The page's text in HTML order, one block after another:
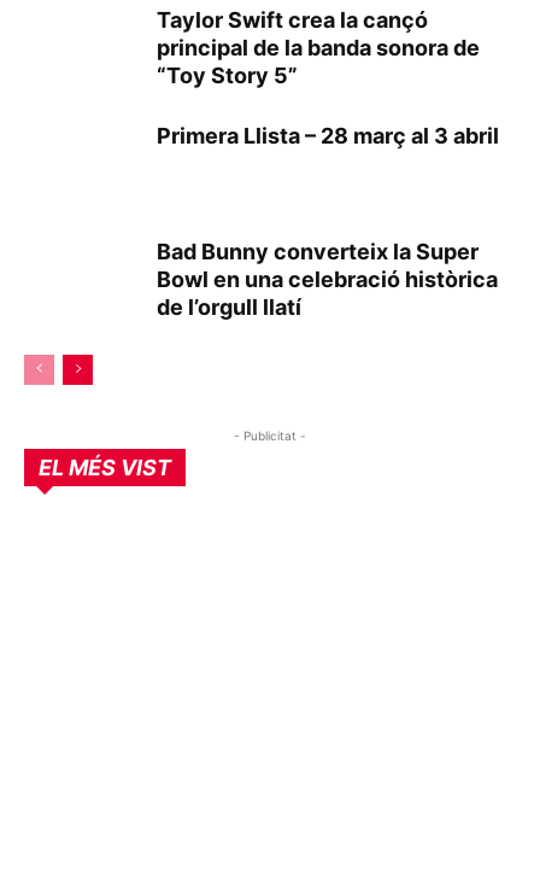
Taylor Swift crea la cançó
principal de la banda sonora de
“Toy Story 5”
Primera Llista – 28 març al 3 abril
Bad Bunny converteix la Super
Bowl en una celebració històrica
de l’orgull llatí
- Publicitat -
EL MÉS VIST